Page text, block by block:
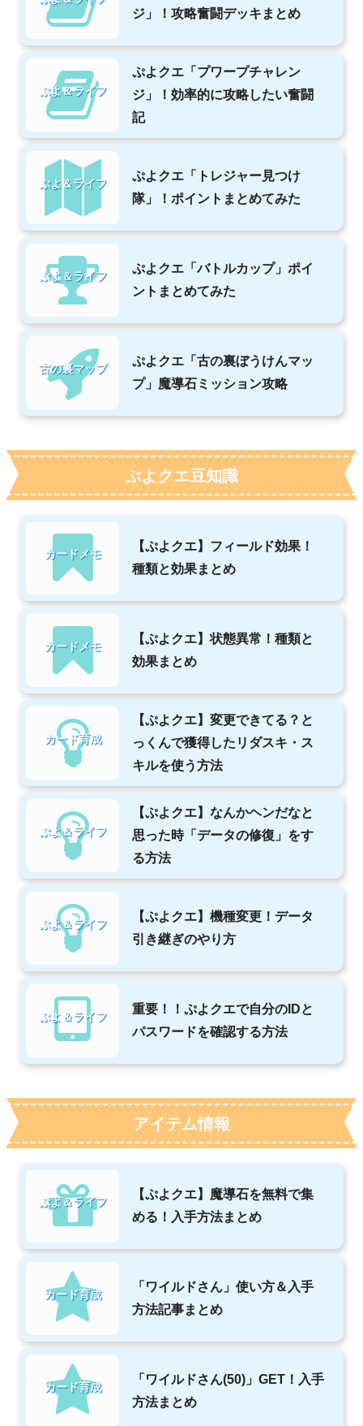
ジ」！攻略奮闘デッキまとめ
ぷよ＆ライフ
ぷよクエ「プワープチャレン
ジ」！効率的に攻略したい奮闘
記
ぷよ＆ライフ
ぷよクエ「トレジャー見つけ
隊」！ポイントまとめてみた
ぷよ＆ライフ
ぷよクエ「バトルカップ」ポイ
ントまとめてみた
古の裏マップ
ぷよクエ「古の裏ぼうけんマッ
プ」魔導石ミッション攻略
ぷよクエ豆知識
カードメモ
【ぷよクエ】フィールド効果！
種類と効果まとめ
カードメモ
【ぷよクエ】状態異常！種類と
効果まとめ
カード育成
【ぷよクエ】変更できてる？と
っくんで獲得したリダスキ・ス
キルを使う方法
ぷよ＆ライフ
【ぷよクエ】なんかヘンだなと
思った時「データの修復」をす
る方法
ぷよ＆ライフ
【ぷよクエ】機種変更！データ
引き継ぎのやり方
ぷよ＆ライフ
重要！！ぷよクエで自分のIDと
パスワードを確認する方法
アイテム情報
ぷよ＆ライフ
【ぷよクエ】魔導石を無料で集
める！入手方法まとめ
カード育成
「ワイルドさん」使い方＆入手
方法記事まとめ
カード育成
「ワイルドさん(50)」GET！入手
方法まとめ